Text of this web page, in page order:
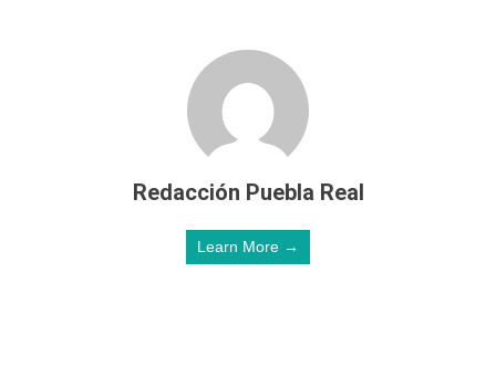
Redacción Puebla Real
Learn More →